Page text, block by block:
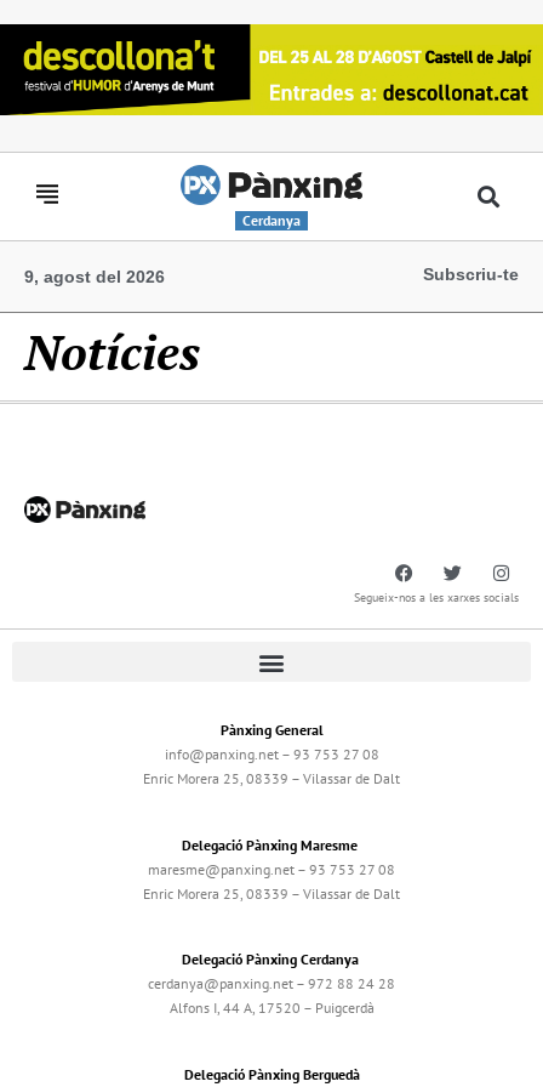
Cerdanya
9, agost del 2026 Subscriu-te
Notícies
Segueix-nos a les xarxes socials
Pànxing General
info@panxing.net – 93 753 27 08
Enric Morera 25, 08339 – Vilassar de Dalt
Delegació Pànxing Maresme
maresme@panxing.net – 93 753 27 08
Enric Morera 25, 08339 – Vilassar de Dalt
Delegació Pànxing Cerdanya
cerdanya@panxing.net – 972 88 24 28
Alfons I, 44 A, 17520 – Puigcerdà
Delegació Pànxing Berguedà